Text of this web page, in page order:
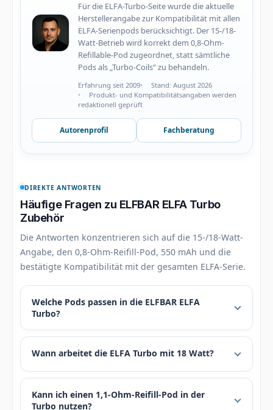
Für die ELFA-Turbo-Seite wurde die aktuelle
Herstellerangabe zur Kompatibilität mit allen
ELFA-Serienpods berücksichtigt. Der 15-/18-
Watt-Betrieb wird korrekt dem 0,8-Ohm-
Refillable-Pod zugeordnet, statt sämtliche
Pods als „Turbo-Coils“ zu behandeln.
Erfahrung seit 2009
Stand: August 2026
Produkt- und Kompatibilitätsangaben werden
redaktionell geprüft
Autorenprofil Fachberatung
DIREKTE ANTWORTEN
Häufige Fragen zu ELFBAR ELFA Turbo
Zubehör
Die Antworten konzentrieren sich auf die 15-/18-Watt-
Angabe, den 0,8-Ohm-Reifill-Pod, 550 mAh und die
bestätigte Kompatibilität mit der gesamten ELFA-Serie.
Welche Pods passen in die ELFBAR ELFA
Turbo?
Wann arbeitet die ELFA Turbo mit 18 Watt?
Kann ich einen 1,1-Ohm-Reifill-Pod in der
Turbo nutzen?